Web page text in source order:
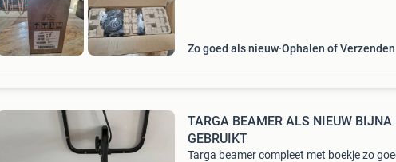
Zo goed als nieuw Ophalen of Verzenden
TARGA BEAMER ALS NIEUW BIJNA
GEBRUIKT
Targa beamer compleet met boekje zo